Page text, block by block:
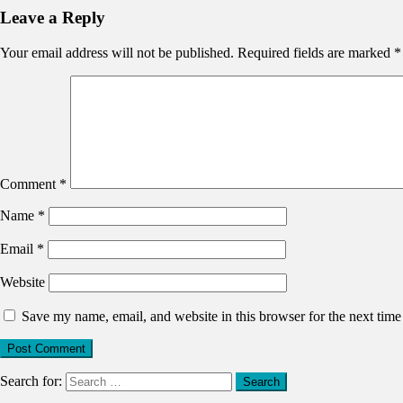
Leave a Reply
Your email address will not be published. Required fields are marked *
Comment *
Name *
Email *
Website
Save my name, email, and website in this browser for the next
Search for: